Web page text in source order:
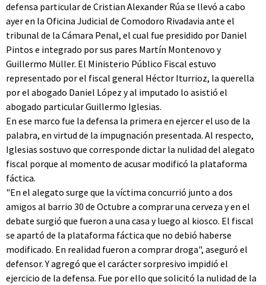
defensa particular de Cristian Alexander Rúa se llevó a cabo
ayer en la Oficina Judicial de Comodoro Rivadavia ante el
tribunal de la Cámara Penal, el cual fue presidido por Daniel
Pintos e integrado por sus pares Martín Montenovo y
Guillermo Müller. El Ministerio Público Fiscal estuvo
representado por el fiscal general Héctor Iturrioz, la querella
por el abogado Daniel López y al imputado lo asistió el
abogado particular Guillermo Iglesias.
En ese marco fue la defensa la primera en ejercer el uso de la
palabra, en virtud de la impugnación presentada. Al respecto,
Iglesias sostuvo que corresponde dictar la nulidad del alegato
fiscal porque al momento de acusar modificó la plataforma
fáctica.
"En el alegato surge que la víctima concurrió junto a dos
amigos al barrio 30 de Octubre a comprar una cerveza y en el
debate surgió que fueron a una casa y luego al kiosco. El fiscal
se apartó de la plataforma fáctica que no debió haberse
modificado. En realidad fueron a comprar droga", aseguró el
defensor. Y agregó que el carácter sorpresivo impidió el
ejercicio de la defensa. Fue por ello que solicitó la nulidad de la